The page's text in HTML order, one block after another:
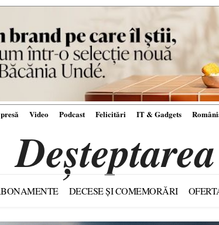
Video Podcast Felicitări IT & Gadgets
Deșteptarea
DECESE ȘI COMEMORĂRI